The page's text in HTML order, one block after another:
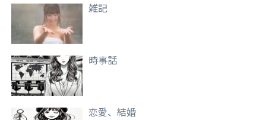
雑記
時事話
恋愛、結婚